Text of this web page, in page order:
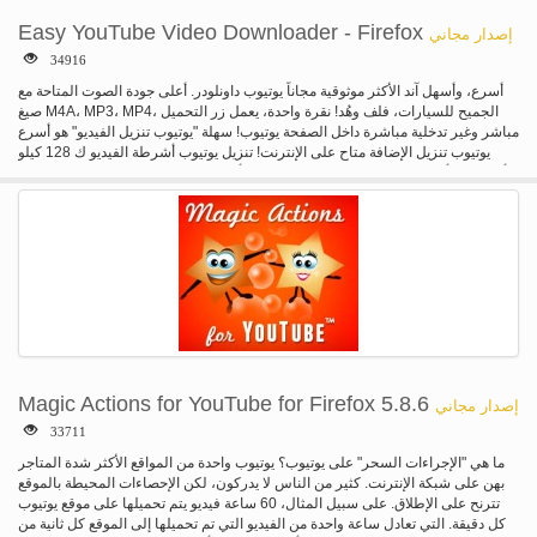
التحميل، انقر بالزر الأيمن على الأيقونة واختر "تفضيلات".
Easy YouTube Video Downloader - Firefox إصدار مجاني
34916
أسرع، وأسهل آند الأكثر موثوقية مجاناً يوتيوب داونلودر. أعلى جودة الصوت المتاحة مع
صيغ M4A، MP3، MP4، الجميح للسيارات، فلف وهُد! نقرة واحدة، يعمل زر التحميل
مباشر وغير تدخلية مباشرة داخل الصفحة يوتيوب! سهلة "يوتيوب تنزيل الفيديو" هو أسرع
يوتيوب تنزيل الإضافة متاح على الإنترنت! تنزيل يوتيوب أشرطة الفيديو ك 128 كيلو
الصوت المتاحة، ويعمل لدينا مجاناً يوتيوب تحميل مباشرة داخل الصفحة! تنزيل وتحويل
جودة عالية. مع "أفضل تنزيل الفيديو"، فإنه لم يكن أسهل التحميل من موقع يوتيوب!
سوبيرفاست ك 128 * يعمل داخل صفحة يوتيوب--لا حاجة لزيارة موقع خارجي لتحميل *
Magic Actions for YouTube for Firefox 5.8.6 إصدار مجاني
33711
ما هي "الإجراءات السحر" على يوتيوب؟ يوتيوب واحدة من المواقع الأكثر شدة المتاجر
بهن على شبكة الإنترنت. كثير من الناس لا يدركون، لكن الإحصاءات المحيطة بالموقع
تترنح على الإطلاق. على سبيل المثال، 60 ساعة فيديو يتم تحميلها على موقع يوتيوب
كل دقيقة. التي تعادل ساعة واحدة من الفيديو التي تم تحميلها إلى الموقع كل ثانية من